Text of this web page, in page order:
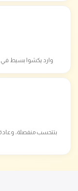
وارد يكشوا بسيط في أول
بتتحسب منفصلة،